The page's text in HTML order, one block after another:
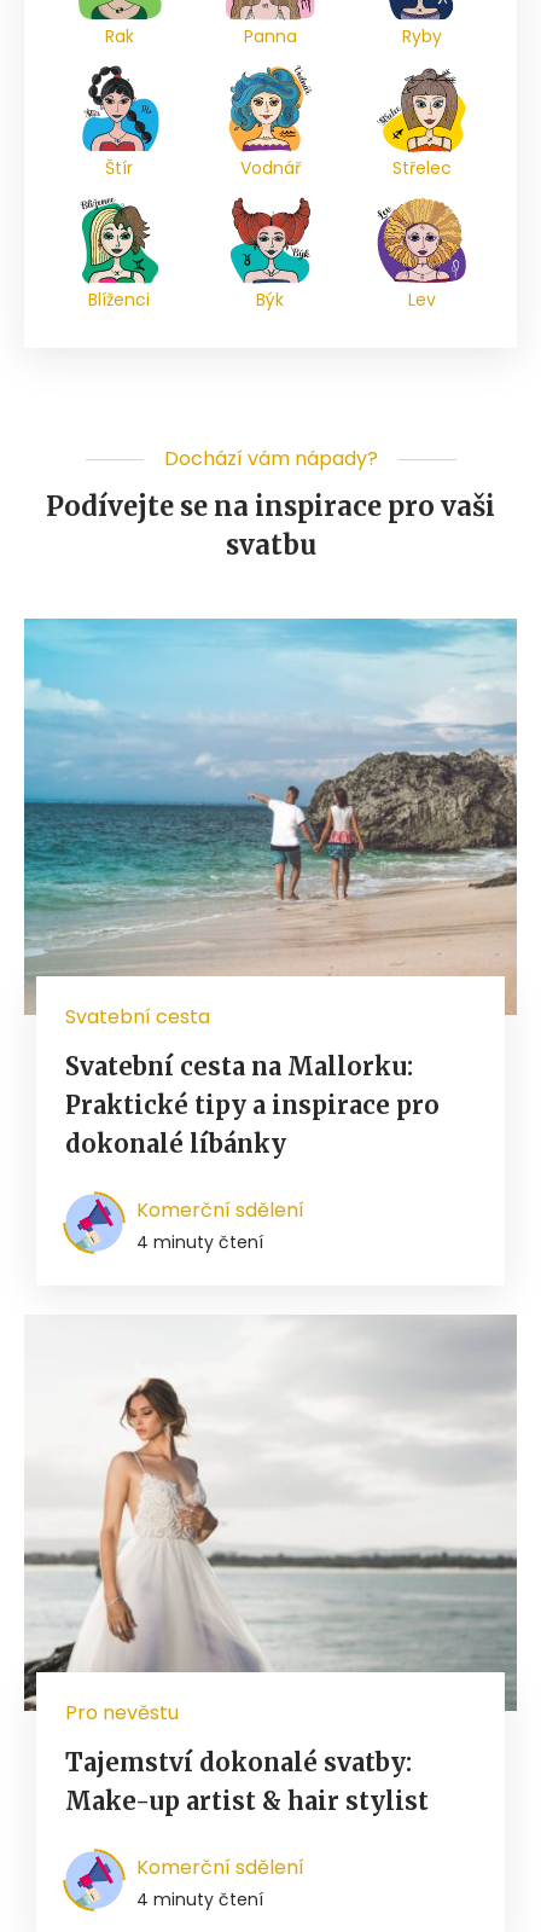
Rak Panna Ryby
Štír Vodnář Střelec
Blíženci Býk Lev
Dochází vám nápady?
Podívejte se na inspirace pro vaši
svatbu
Svatební cesta
Svatební cesta na Mallorku:
Praktické tipy a inspirace pro
dokonalé líbánky
Komerční sdělení
4 minuty čtení
Pro nevěstu
Tajemství dokonalé svatby:
Make-up artist & hair stylist
Komerční sdělení
4 minuty čtení